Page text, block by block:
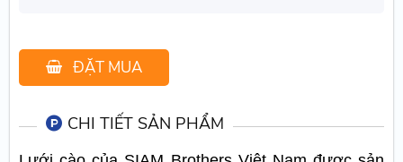
ĐẶT MUA
CHI TIẾT SẢN PHẨM